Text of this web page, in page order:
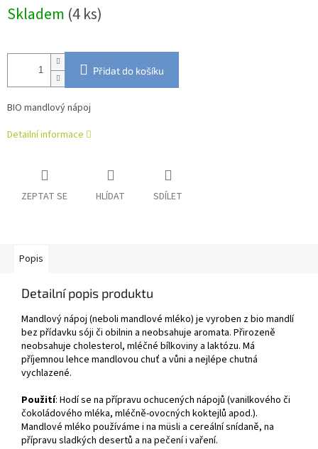
cena:
Skladem (4 ks)
Přidat do košíku
BIO mandlový nápoj
Detailní informace
ZEPTAT SE HLÍDAT SDÍLET
Popis
Detailní popis produktu
Mandlový nápoj (neboli mandlové mléko) je vyroben z bio mandlí
bez přídavku sóji či obilnin a neobsahuje aromata. Přirozeně
neobsahuje cholesterol, mléčné bílkoviny a laktózu. Má
příjemnou lehce mandlovou chuť a vůni a nejlépe chutná
vychlazené.
Použití: Hodí se na přípravu ochucených nápojů (vanilkového či
čokoládového mléka, mléčně-ovocných koktejlů apod.).
Mandlové mléko používáme i na müsli a cereální snídaně, na
přípravu sladkých desertů a na pečení i vaření.